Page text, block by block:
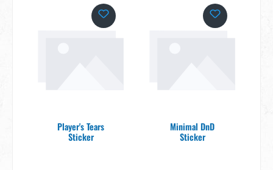
Player's Tears
Sticker
Minimal DnD
Sticker